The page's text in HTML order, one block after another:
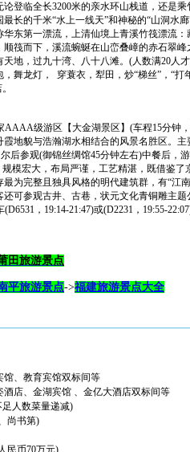
登临全长3200米的亲水环山栈道，还是
长的千米“水上一线天”和神秘的“山洞水廊
东第一漂流，上清仙境上青溪竹筏漂流：
筏而下，溪流蜿蜒在山峦叠嶂的赤石翠峰
地，过九十湾、八十八滩。(人数满20人
舞龙灯， 穿蓑衣，犁田，炒“梯丝”，“打
级游区【大金湖景区】(车程15分钟
地貌与浩瀚湖水相结合的风景名胜区。主
后参观(御锦丝绸馆45分钟左右)中餐后，
模宏大，布局严谨，工艺精湛，既借鉴了
为完整且独具风格的明代建筑群，有“江南
可参观古井、古巷，状元文化青铜雕主题
，19:14-21:47)或(D2231，19:55-
田 旅游景点
平旅游景点->福建旅游景点大全
馆、教育宾馆双标间等
店、金湖宾馆 、金亿大酒店双标间等
足人数菜量递减)
尚书第)
民币70万元)